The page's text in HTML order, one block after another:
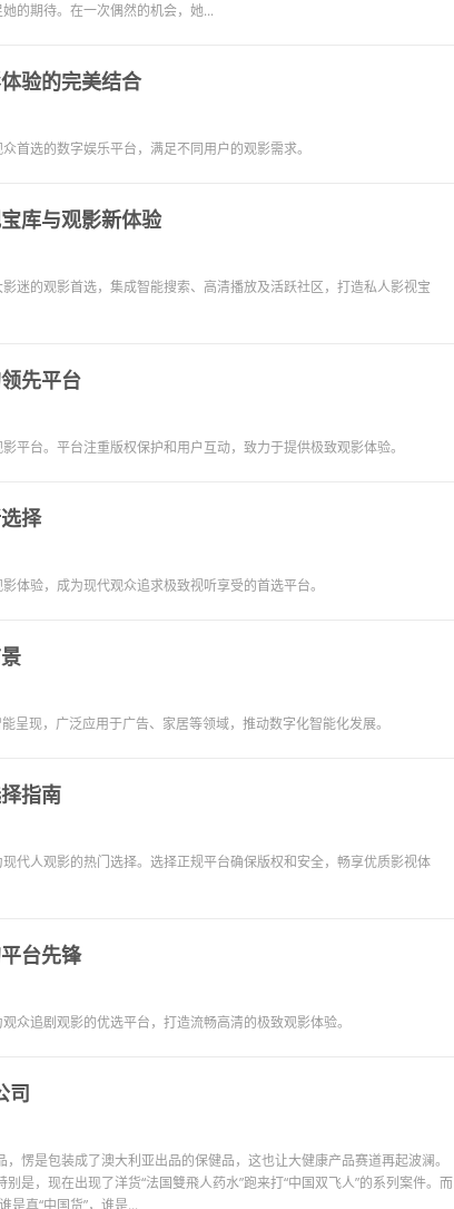
的期待。在一次偶然的机会，她...
验的完美结合
首选的数字娱乐平台，满足不同用户的观影需求。
库与观影新体验
迷的观影首选，集成智能搜索、高清播放及活跃社区，打造私人影视宝
先平台
台。平台注重版权保护和用户互动，致力于提供极致观影体验。
择
体验，成为现代观众追求极致视听享受的首选平台。
现，广泛应用于广告、家居等领域，推动数字化智能化发展。
指南
代人观影的热门选择。选择正规平台确保版权和安全，畅享优质影视体
台先锋
众追剧观影的优选平台，打造流畅高清的极致观影体验。
司
愣是包装成了澳大利亚出品的保健品，这也让大健康产品赛道再起波澜。
是，现在出现了洋货“法国雙飛人药水”跑来打“中国双飞人”的系列案件。而
是真“中国货”，谁是...